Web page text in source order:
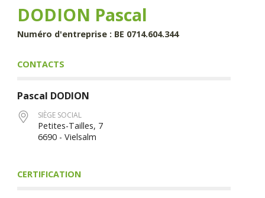
principalDODION Pascal
Numéro d'entreprise : BE 0714.604.344
CONTACTS
Pascal DODION
SIÈGE SOCIAL
Petites-Tailles, 7
6690 - Vielsalm
CERTIFICATION